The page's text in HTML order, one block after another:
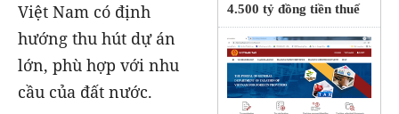
4.500 tỷ đồng tiền thuế
Việt Nam có định
hướng thu hút dự án
lớn, phù hợp với nhu
cầu của đất nước.